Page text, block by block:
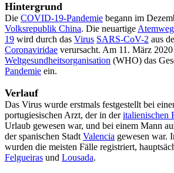
Hintergrund
Die COVID-19-Pandemie begann im
Volksrepublik China. Die neuartige
19 wird durch das Virus SARS-CoV-2 aus
Coronaviridae verursacht. Am 11. März
Weltgesundheitsorganisation (WHO) das
Pandemie ein.
Verlauf
Das Virus wurde erstmals festgestellt bei
portugiesischen Arzt, der in deritalienischen
Urlaub gewesen war, und bei einem Mann
der spanischen Stadt Valencia gewesen war.
wurden die meisten Fälle registriert,
Felgueiras und Lousada.